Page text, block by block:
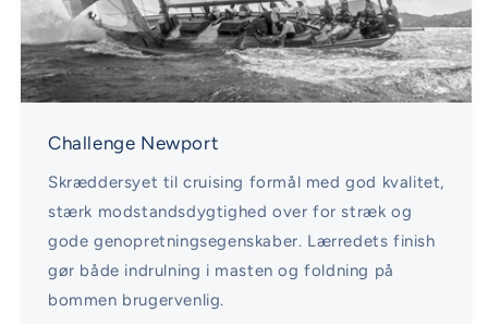
Challenge Newport
Skræddersyet til cruising formål med god kvalitet,
stærk modstandsdygtighed over for stræk og
gode genopretningsegenskaber. Lærredets finish
gør både indrulning i masten og foldning på
bommen brugervenlig.